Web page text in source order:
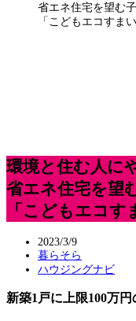
省エネ住宅を望む
「こどもエコすま
環境と住む人に
省エネ住宅を望
「こどもエコす
2023/3/9
暮らそら
ハウジングナビ
新築1戸に上限100万円